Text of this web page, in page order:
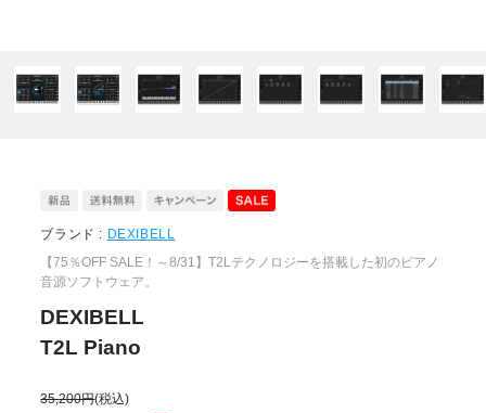
ブランド : DEXIBELL
【75％OFF SALE！～8/31】T2Lテクノロジーを搭載した初のピアノ
音源ソフトウェア。
DEXIBELL
T2L Piano
35,200円(税込)